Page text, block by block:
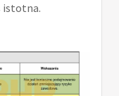
istotna.